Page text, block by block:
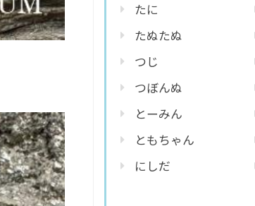
たに
たぬたぬ
つじ
つぼんぬ
とーみん
ともちゃん
にしだ